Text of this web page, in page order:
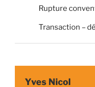
Rupture
Transaction –
Yves Nicol